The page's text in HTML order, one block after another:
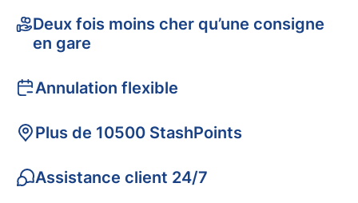
Deux fois moins cher qu’une consigne
en gare
Annulation flexible
Plus de 10500 StashPoints
Assistance client 24/7